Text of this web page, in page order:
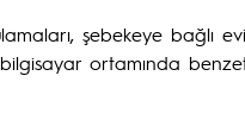
şebekeye bağlı
ortamında